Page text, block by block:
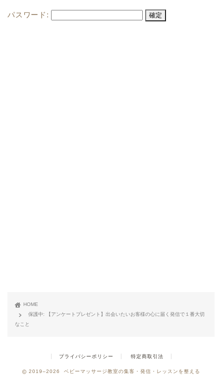
パスワード:
HOME
保護中: 【アンケートプレゼント】出会いたいお客様の心に届く発信で１番大切
なこと
プライバシーポリシー 特定商取引法
2019–2026 ベビーマッサージ教室の集客・発信・レッスンを整える